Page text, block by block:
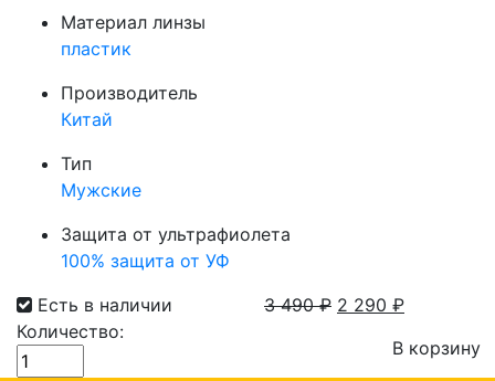
Материал линзы
пластик
Производитель
Китай
Тип
Мужские
Защита от ультрафиолета
100% защита от УФ
Есть в наличии
3 490₽ 2 290 ₽
Количество:
Количество
В корзину